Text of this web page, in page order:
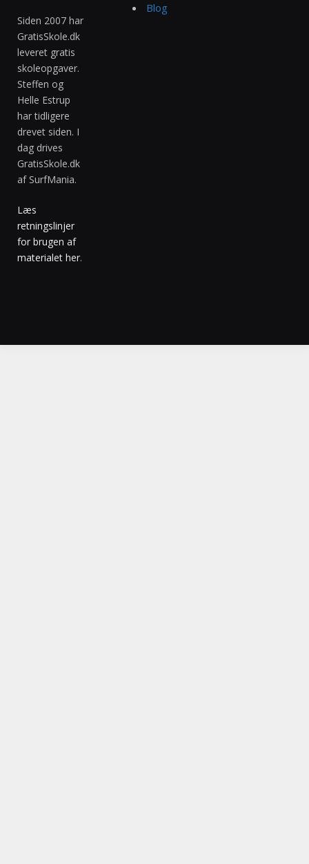
Siden 2007 har
GratisSkole.dk
leveret gratis
skoleopgaver.
Steffen og
Helle Estrup
har tidligere
drevet siden. I
dag drives
GratisSkole.dk
af SurfMania.
Læs
retningslinjer
for brugen af
materialet her.
Blog